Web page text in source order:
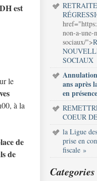
est
le
à la
de
de
non-a-une-
sociaux/">
SOCIAUX
ans après
en
COEUR
la Ligue
prise en
fiscale »
Categories